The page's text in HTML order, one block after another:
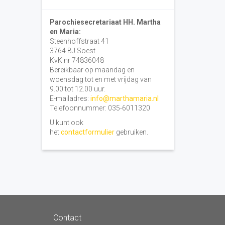
Parochiesecretariaat HH. Martha
en Maria:
Steenhoffstraat 41
3764 BJ Soest
KvK nr 74836048
Bereikbaar op maandag en
woensdag tot en met vrijdag van
9.00 tot 12.00 uur.
E-mailadres: info@marthamaria.nl
Telefoonnummer: 035-6011320
U kunt ook
hetcontactformuliergebruiken.
Contact